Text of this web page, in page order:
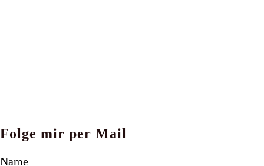
Folge mir per Mail
Name